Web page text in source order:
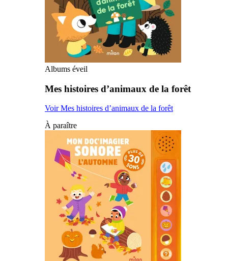
Albums éveil
Mes histoires d’animaux de la forêt
Voir Mes histoires d’animaux de la forêt
À paraître